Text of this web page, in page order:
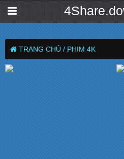
TRANG CHỦ / PHIM 4K